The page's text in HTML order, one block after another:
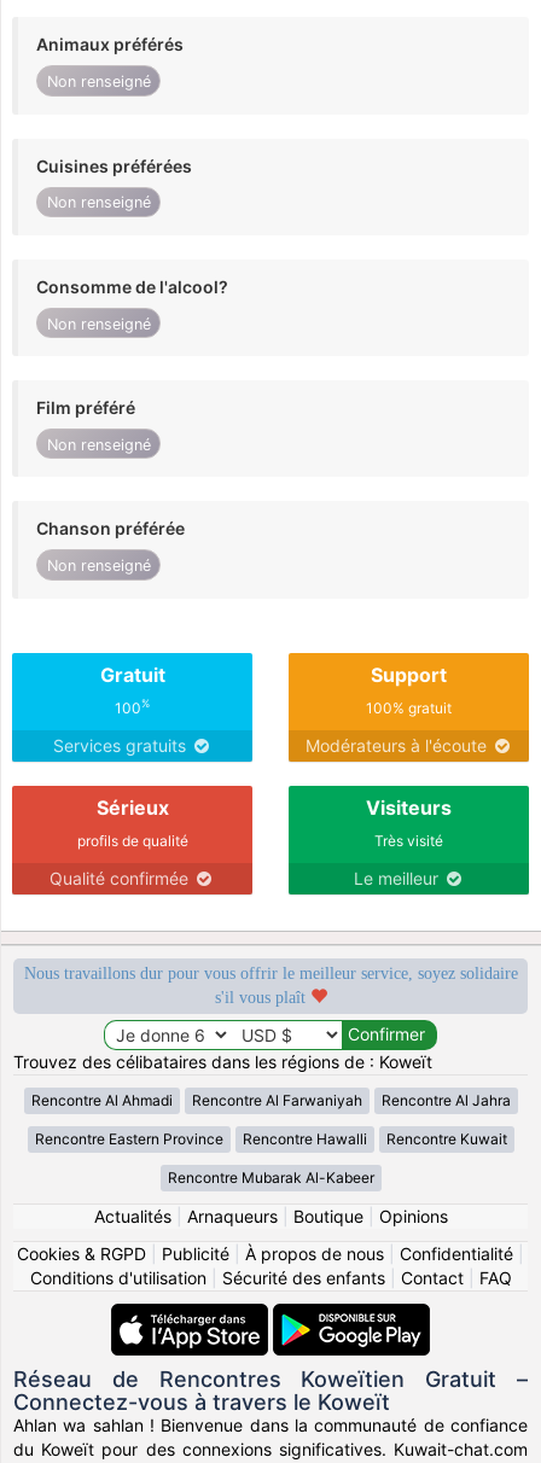
Animaux préférés
Non renseigné
Cuisines préférées
Non renseigné
Consomme de l'alcool?
Non renseigné
Film préféré
Non renseigné
Chanson préférée
Non renseigné
Gratuit
100%
Services gratuits
Support
100% gratuit
Modérateurs à l'écoute
Sérieux
profils de qualité
Qualité confirmée
Visiteurs
Très visité
Le meilleur
Nous travaillons dur pour vous offrir le meilleur service, soyez solidaire
s'il vous plaît
Trouvez des célibataires dans les régions de : Koweït
Rencontre Al Ahmadi Rencontre Al Farwaniyah Rencontre Al Jahra
Rencontre Eastern Province Rencontre Hawalli Rencontre Kuwait
Rencontre Mubarak Al-Kabeer
Actualités| Arnaqueurs| Boutique| Opinions
Cookies & RGPD
Publicité À propos de nous Confidentialité
Conditions d'utilisation| Sécurité des enfants| Contact| FAQ
Réseau de Rencontres Koweïtien Gratuit –
Connectez-vous à travers le Koweït
Ahlan wa sahlan ! Bienvenue dans la communauté de confiance
du Koweït pour des connexions significatives. Kuwait-chat.com